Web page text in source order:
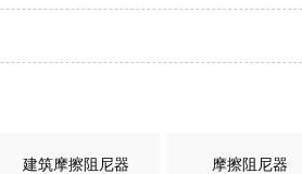
建筑摩擦阻尼器 摩擦阻尼器